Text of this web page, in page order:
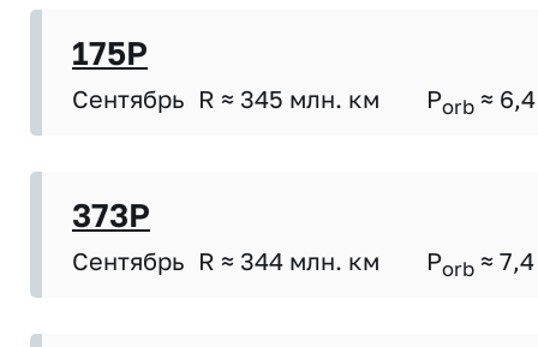
175P
Сентябрь R ≈ 345 млн. км Porb ≈ 6,4
373P
Сентябрь R ≈ 344 млн. км Porb ≈ 7,4